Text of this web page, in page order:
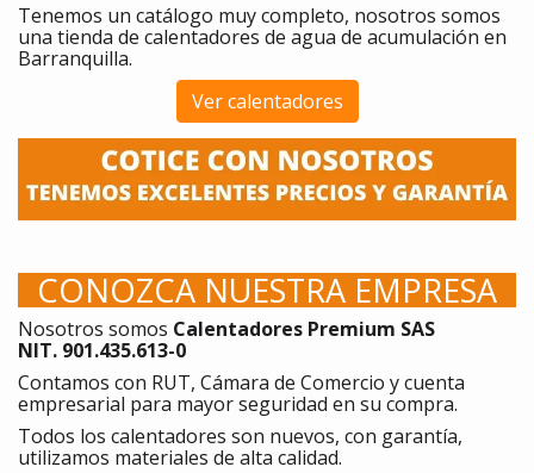
Tenemos un catálogo muy completo, nosotros somos
una tienda de calentadores de agua de acumulación en
Barranquilla.
Ver calentadores
CONOZCA NUESTRA EMPRESA
Nosotros somos Calentadores Premium SAS
NIT. 901.435.613-0
Contamos con RUT, Cámara de Comercio y cuenta
empresarial para mayor seguridad en su compra.
Todos los calentadores son nuevos, con garantía,
utilizamos materiales de alta calidad.